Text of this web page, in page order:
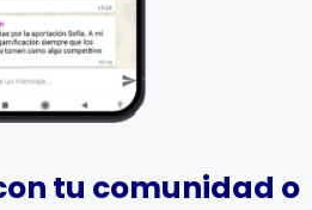
tu comunidad o